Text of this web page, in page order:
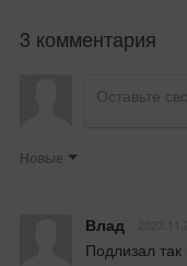
3 комментария
Новые
Влад
Подлизал